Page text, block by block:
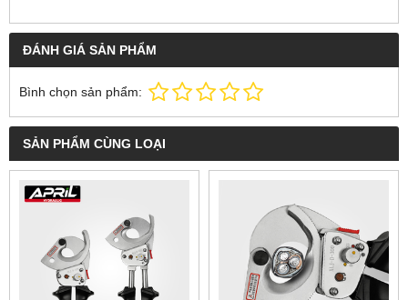
ĐÁNH GIÁ SẢN PHẨM
Bình chọn sản phẩm:
SẢN PHẨM CÙNG LOẠI